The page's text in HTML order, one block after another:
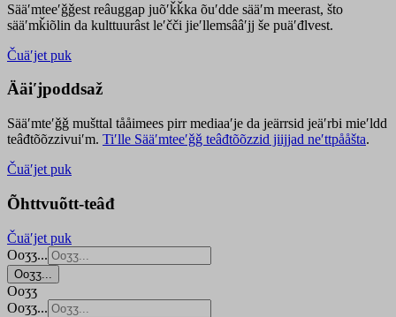
Sääʹmteeʹǧǧest reâuggap juõʹǩǩka õuʹdde sääʹm meerast, što
sääʹmǩiõlin da kulttuurâst leʹčči jieʹllemsââʹjj še puäʹđlvest.
Čuäʹjet puk
Ääiʹjpoddsaž
Sääʹmteʹǧǧ mušttal tååimees pirr mediaaʹje da jeärrsid jeäʹrbi mieʹldd
teâđtõõzzivuiʹm. Tiʹlle Sääʹmteeʹǧǧ teâđtõõzzid jiijjad neʹttpååšta.
Čuäʹjet puk
Õhttvuõtt-teâđ
Čuäʹjet puk
Ooʒʒ...
Ooʒʒ...
Ooʒʒ
Ooʒʒ...